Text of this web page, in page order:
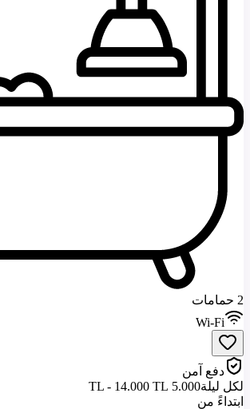
2 حمامات
Wi-Fi
دفع آمن
لكل ليلة5.000 TL - 14.000 TL
ابتداءً من